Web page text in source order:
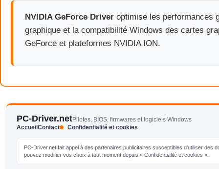
NVIDIA GeForce Driver optimise les performances
graphique et la compatibilité Windows des cartes
GeForce et plateformes NVIDIA ION.
PC-Driver.netPilotes, BIOS, firmwares et logiciels Windows
Accueil Contact Confidentialité et cookies
PC-Driver.net fait appel à des partenaires publicitaires susceptibles d'utiliser
pouvez modifier vos choix à tout moment depuis « Confidentialité et cookies ».